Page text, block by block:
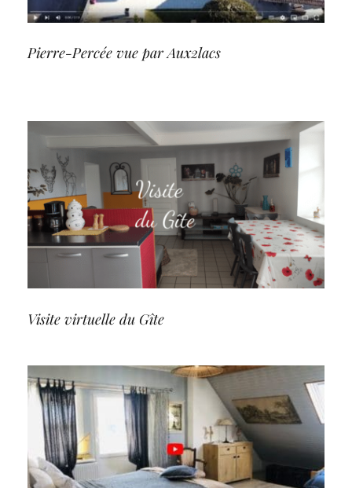
Pierre-Percée vue par Aux2lacs
Visite virtuelle du Gîte